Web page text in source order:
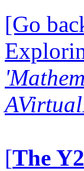
[Go
[The